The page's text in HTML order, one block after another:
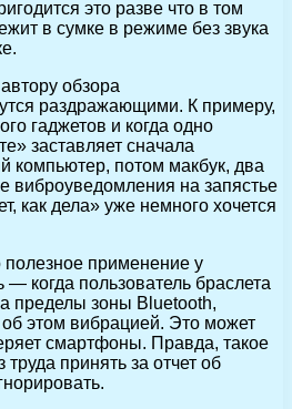
это разве что в том
в сумке в режиме без звука
обзора
раздражающими. К примеру,
гаджетов и когда одно
заставляет сначала
компьютер, потом макбук, два
виброуведомления на запястье
как дела» уже немного хочется
применение у
когда пользователь браслета
пределы зоны Bluetooth,
этом вибрацией. Это может
смартфоны. Правда, такое
принять за отчет об